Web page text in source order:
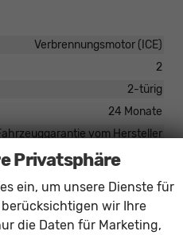
Verbrennungsmotor (ICE)
2
2-türig
24 Monate
vom Hersteller
Diesel
Diesel
vorhanden
Privatsphäre
ein, um unsere Dienste für
wir Ihre
die Daten für Marketing,